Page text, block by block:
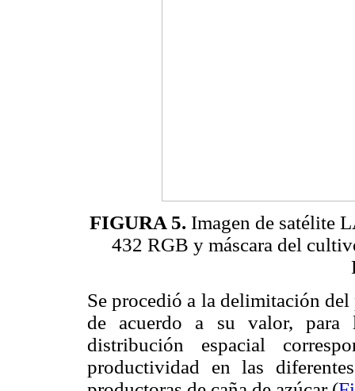
FIGURA 5. Imagen de satélite
432 RGB y máscara del
Se procedió a la delimitación
de acuerdo a su valor, para
distribución espacial
productividad en las